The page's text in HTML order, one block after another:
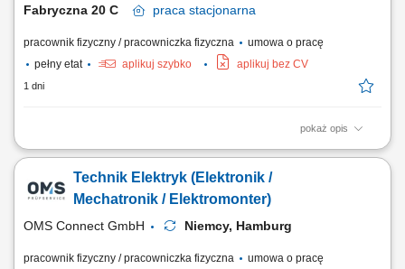
Fabryczna 20 C
praca stacjonarna
pracownik fizyczny / pracowniczka fizyczna
umowa o pracę
pełny etat
aplikuj szybko aplikuj bez CV
1 dni
pokaż opis
Opis stanowiska Samodzielne diagnozowanie nieprawidłowości w
napraw i regeneracja zróżnicowanych urządzeń zgodnie ze
specyfikacją techniczną. Rozwiązywanie nieszablonowych problemów
Technik Elektryk (Elektronik /
Mechatronik / Elektromonter)
OMS Connect GmbH Niemcy, Hamburg
pracownik fizyczny / pracowniczka fizyczna
umowa o pracę